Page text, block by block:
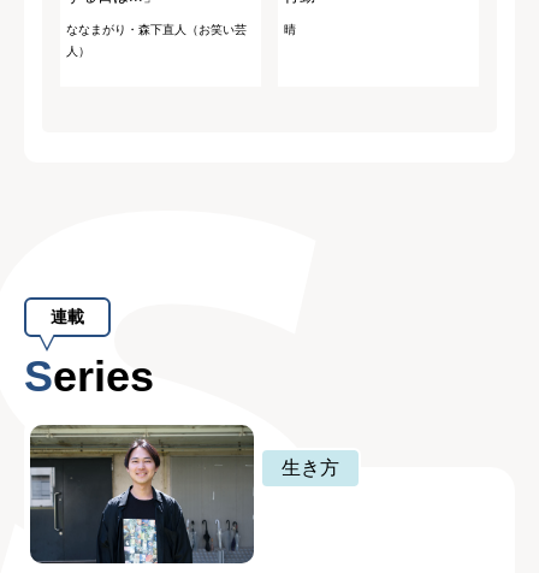
ななまがり・森下直人（お笑い芸
人）
晴
連載
Series
生き方